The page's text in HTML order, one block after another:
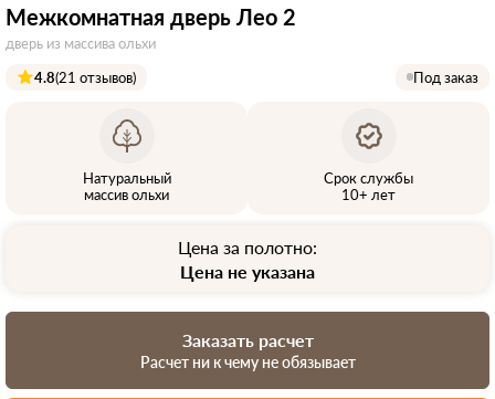
Межкомнатная дверь Лео 2
дверь из массива ольхи
4.8(21 отзывов) Под заказ
Натуральный
массив ольхи
Срок службы
10+ лет
Цена за полотно:
Цена не указана
Заказать расчет
Расчет ни к чему не обязывает